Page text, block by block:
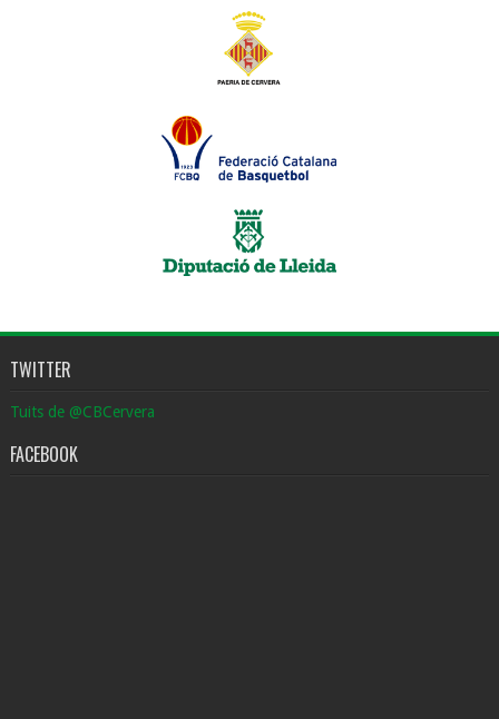
TWITTER
Tuits de @CBCervera
FACEBOOK